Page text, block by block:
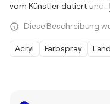
vom Künstler datiert und
Diese Beschreibung
Acryl Farbspray